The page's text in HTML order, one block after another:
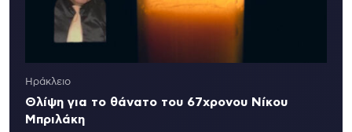
Ηράκλειο
Θλίψη για το θάνατο του 67χρονου Νίκου
Μπριλάκη